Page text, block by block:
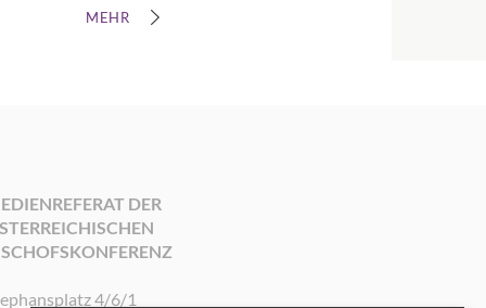
MEHR
DER
4/6/1